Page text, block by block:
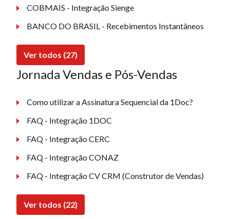
COBMAIS - Integração Sienge
BANCO DO BRASIL - Recebimentos Instantâneos
Ver todos (27)
Jornada Vendas e Pós-Vendas
Como utilizar a Assinatura Sequencial da 1Doc?
FAQ - Integração 1DOC
FAQ - Integração CERC
FAQ - Integração CONAZ
FAQ - Integração CV CRM (Construtor de Vendas)
Ver todos (22)